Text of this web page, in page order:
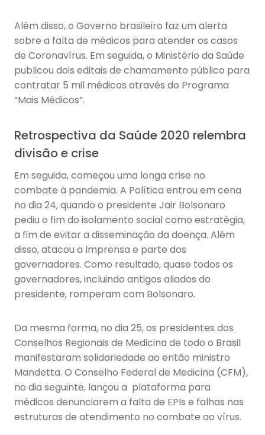
Além disso, o Governo brasileiro faz um alerta
sobre a falta de médicos para atender os casos
de Coronavírus. Em seguida, o Ministério da Saúde
publicou dois editais de chamamento público para
contratar 5 mil médicos através do Programa
“Mais Médicos”.
Retrospectiva da Saúde 2020 relembra
divisão e crise
Em seguida, começou uma longa crise no
combate à pandemia. A Política entrou em cena
no dia 24, quando o presidente Jair Bolsonaro
pediu o fim do isolamento social como estratégia,
a fim de evitar a disseminação da doença. Além
disso, atacou a Imprensa e parte dos
governadores. Como resultado, quase todos os
governadores, incluindo antigos aliados do
presidente, romperam com Bolsonaro.
Da mesma forma, no dia 25, os presidentes dos
Conselhos Regionais de Medicina de todo o Brasil
manifestaram solidariedade ao então ministro
Mandetta. O Conselho Federal de Medicina (CFM),
no dia seguinte, lançou a plataforma para
médicos denunciarem a falta de EPIs e falhas nas
estruturas de atendimento no combate ao vírus.